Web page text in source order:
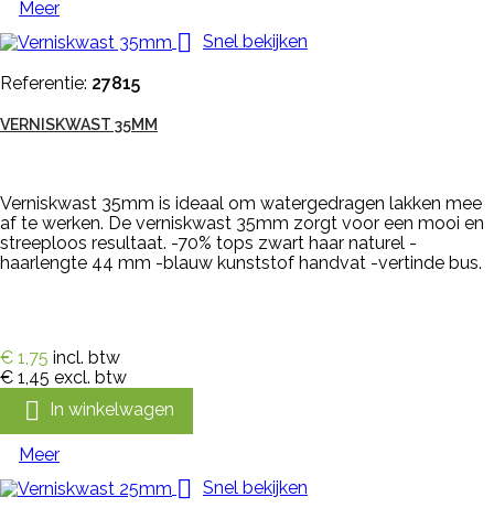
Meer
 Snel bekijken
Referentie: 27815
VERNISKWAST 35MM
Verniskwast 35mm is ideaal om watergedragen lakken mee
af te werken. De verniskwast 35mm zorgt voor een mooi en
streeploos resultaat. -70% tops zwart haar naturel -
haarlengte 44 mm -blauw kunststof handvat -vertinde bus.
€ 1,75 incl. btw
€ 1,45 excl. btw
 In winkelwagen
Meer
 Snel bekijken